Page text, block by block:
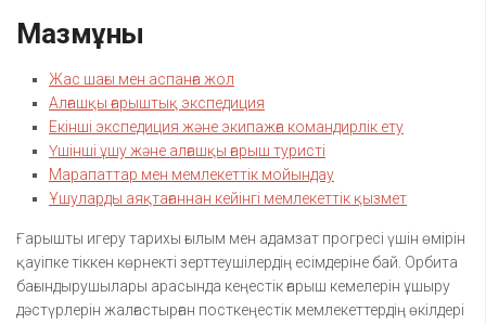
Мазмұны
Жас шағы мен аспанға жол
Алғашқы ғарыштық экспедиция
Екінші экспедиция және экипажға командирлік ету
Үшінші ұшу және алғашқы ғарыш туристі
Марапаттар мен мемлекеттік мойындау
Ұшуларды аяқтағаннан кейінгі мемлекеттік қызмет
Ғарышты игеру тарихы ғылым мен адамзат прогресі үшін өмірін
қауіпке тіккен көрнекті зерттеушілердің есімдеріне бай. Орбита
бағындырушылары арасында кеңестік ғарыш кемелерін ұшыру
дәстүрлерін жалғастырған посткеңестік мемлекеттердің өкілдері